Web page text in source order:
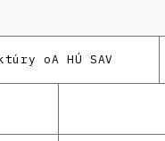
oA HÚ SAV